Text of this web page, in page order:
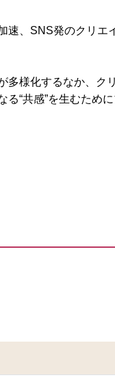
速、SNS発のクリエ
多様化するなか、ク
“共感”を生むため